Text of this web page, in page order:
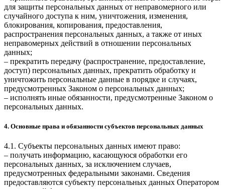
для защиты персональных данных от неправомерного или
случайного доступа к ним, уничтожения, изменения,
блокирования, копирования, предоставления,
распространения персональных данных, а также от иных
неправомерных действий в отношении персональных
данных;
– прекратить передачу (распространение, предоставление,
доступ) персональных данных, прекратить обработку и
уничтожить персональные данные в порядке и случаях,
предусмотренных Законом о персональных данных;
– исполнять иные обязанности, предусмотренные Законом о
персональных данных.
4. Основные права и обязанности субъектов персональных данных
4.1. Субъекты персональных данных имеют право:
– получать информацию, касающуюся обработки его
персональных данных, за исключением случаев,
предусмотренных федеральными законами. Сведения
предоставляются субъекту персональных данных Оператором